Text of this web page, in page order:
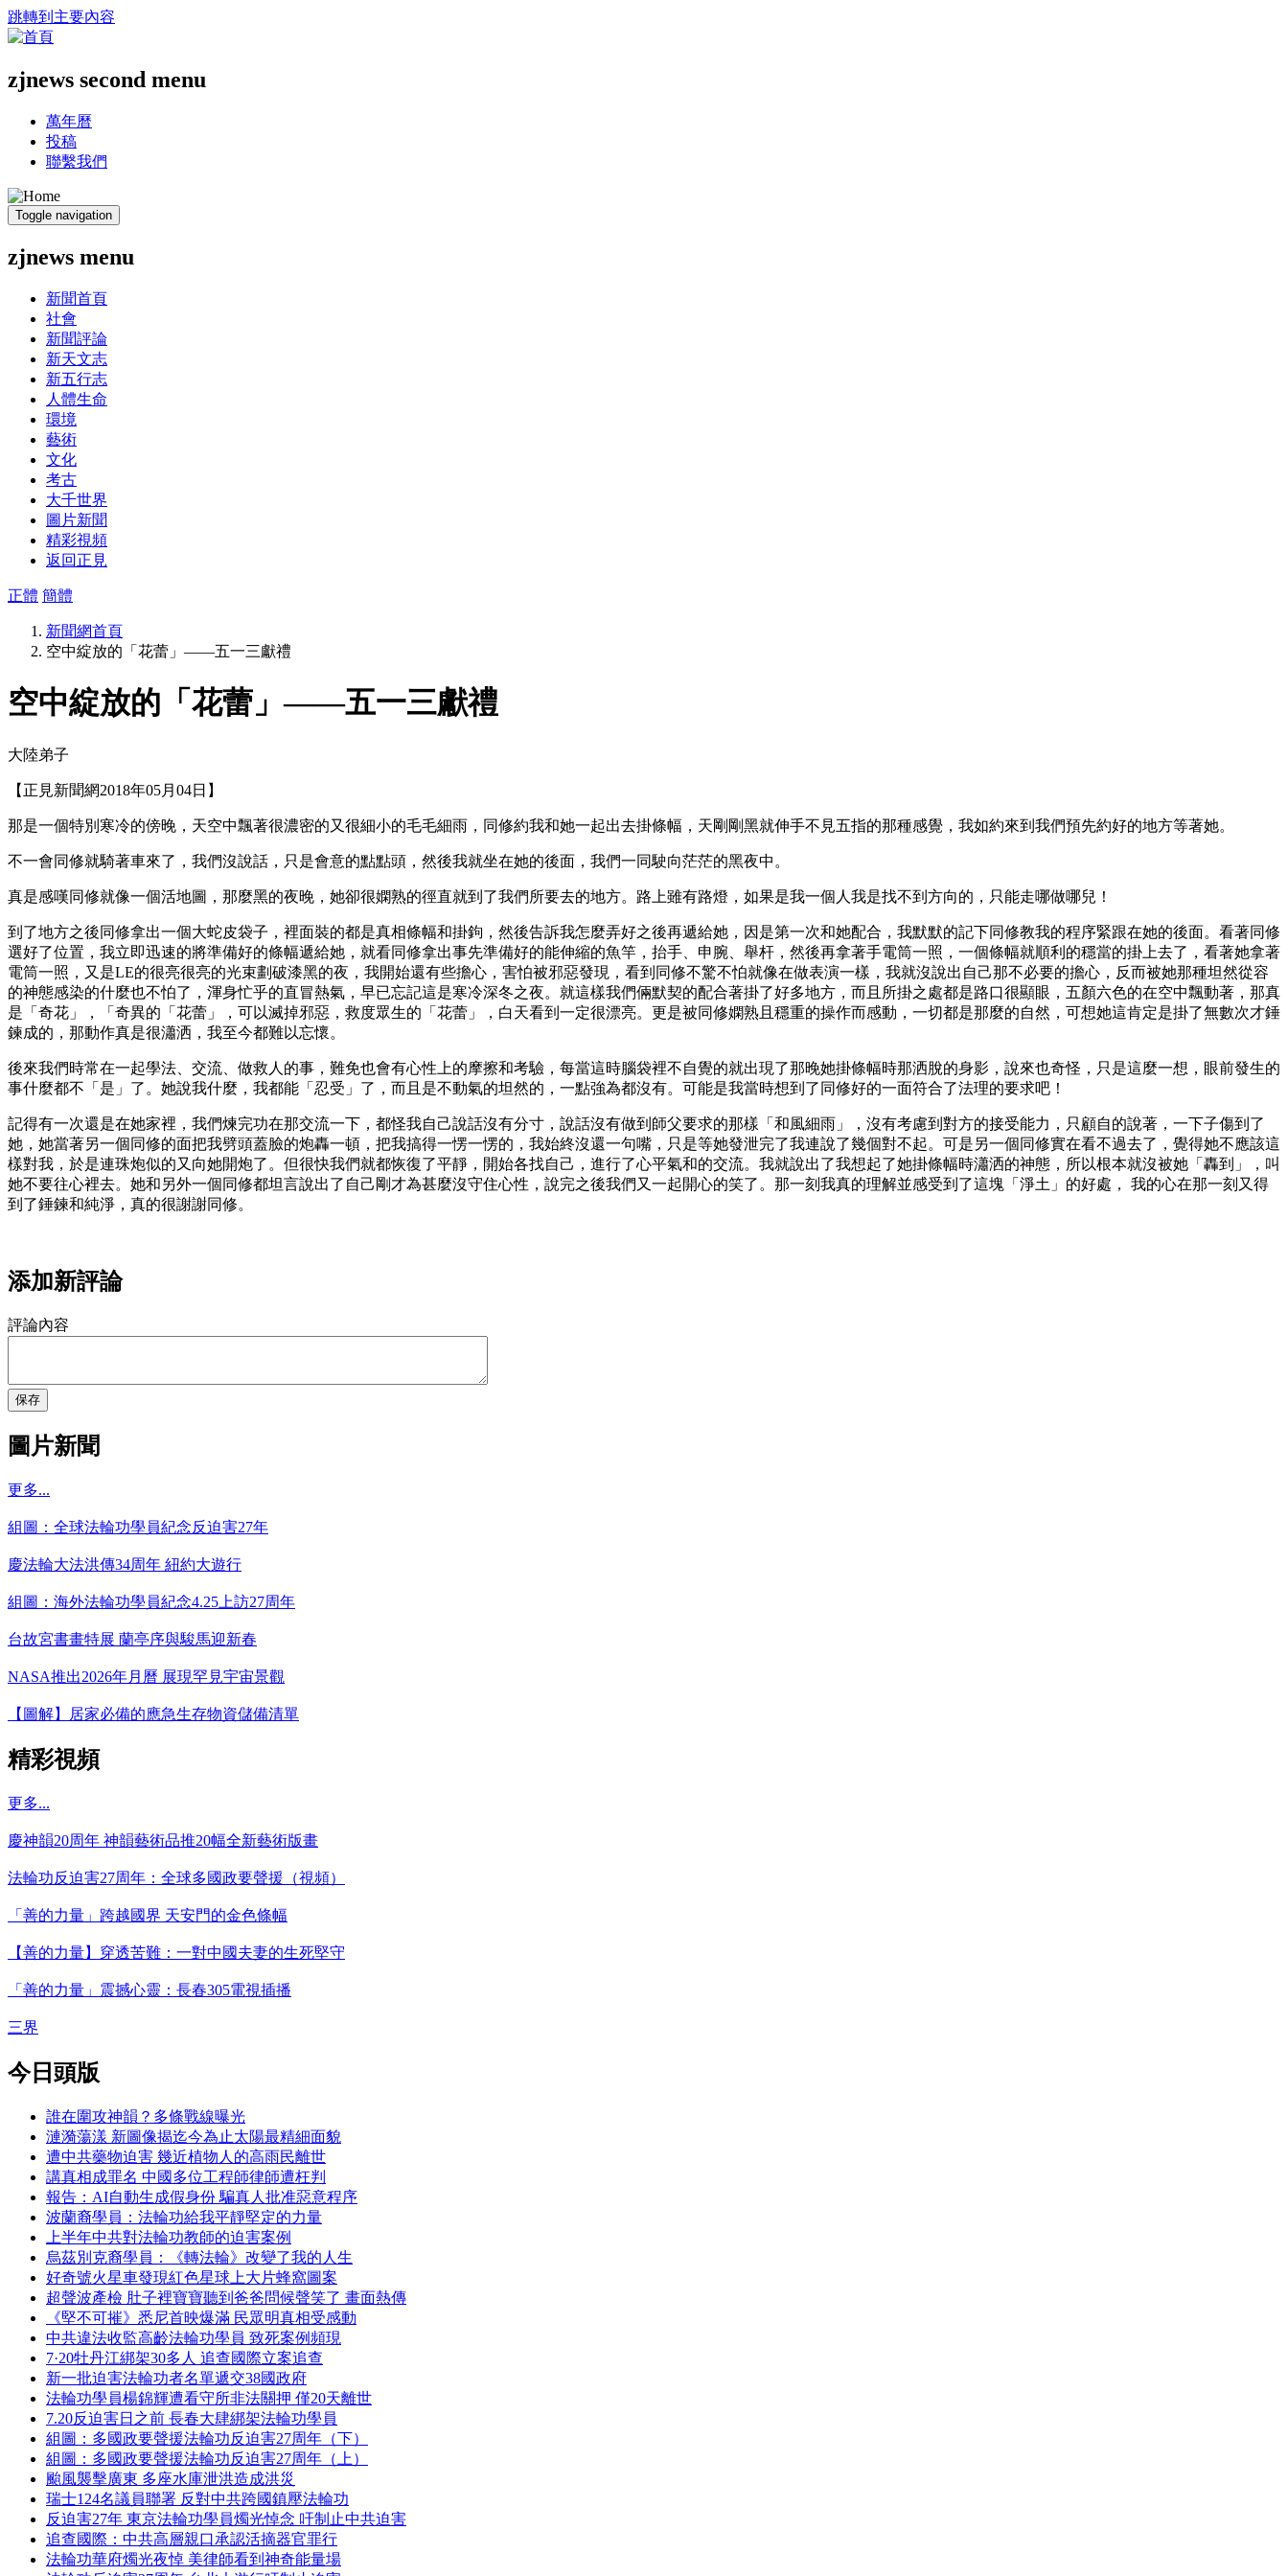
跳轉到主要內容
zjnews second menu
萬年曆
投稿
聯繫我們
Toggle navigation
zjnews menu
新聞首頁
社會
新聞評論
新天文志
新五行志
人體生命
環境
藝術
文化
考古
大千世界
圖片新聞
精彩視頻
返回正見
正體 簡體
新聞網首頁
空中綻放的「花蕾」——五一三獻禮
空中綻放的「花蕾」——五一三獻禮
大陸弟子
【正見新聞網2018年05月04日】
那是一個特別寒冷的傍晚，天空中飄著很濃密的又很細小的毛毛細雨，同修約我和她一起出去掛條幅，天剛剛黑就伸手不見五指的那種感覺，我如約來到我們預先約好的地方等著她。
不一會同修就騎著車來了，我們沒說話，只是會意的點點頭，然後我就坐在她的後面，我們一同駛向茫茫的黑夜中。
真是感嘆同修就像一個活地圖，那麼黑的夜晚，她卻很嫻熟的徑直就到了我們所要去的地方。路上雖有路燈，如果是我一個人我是找不到方向的，只能走哪做哪兒！
到了地方之後同修拿出一個大蛇皮袋子，裡面裝的都是真相條幅和掛鉤，然後告訴我怎麼弄好之後再遞給她，因是第一次和她配合，我默默的記下同修教我的程序緊跟在她的後面。看著同修
選好了位置，我立即迅速的將準備好的條幅遞給她，就看同修拿出事先準備好的能伸縮的魚竿，抬手、申腕、舉杆，然後再拿著手電筒一照，一個條幅就順利的穩當的掛上去了，看著她拿著
電筒一照，又是LE的很亮很亮的光束劃破漆黑的夜，我開始還有些擔心，害怕被邪惡發現，看到同修不驚不怕就像在做表演一樣，我就沒說出自己那不必要的擔心，反而被她那種坦然從容
的神態感染的什麼也不怕了，渾身忙乎的直冒熱氣，早已忘記這是寒冷深冬之夜。就這樣我們倆默契的配合著掛了好多地方，而且所掛之處都是路口很顯眼，五顏六色的在空中飄動著，那真
是「奇花」，「奇異的「花蕾」，可以滅掉邪惡，救度眾生的「花蕾」，白天看到一定很漂亮。更是被同修嫻熟且穩重的操作而感動，一切都是那麼的自然，可想她這肯定是掛了無數次才錘
鍊成的，那動作真是很瀟洒，我至今都難以忘懷。
後來我們時常在一起學法、交流、做救人的事，難免也會有心性上的摩擦和考驗，每當這時腦袋裡不自覺的就出現了那晚她掛條幅時那洒脫的身影，說來也奇怪，只是這麼一想，眼前發生的
事什麼都不「是」了。她說我什麼，我都能「忍受」了，而且是不動氣的坦然的，一點強為都沒有。可能是我當時想到了同修好的一面符合了法理的要求吧！
記得有一次還是在她家裡，我們煉完功在那交流一下，都怪我自己說話沒有分寸，說話沒有做到師父要求的那樣「和風細雨」，沒有考慮到對方的接受能力，只顧自的說著，一下子傷到了
她，她當著另一個同修的面把我劈頭蓋臉的炮轟一頓，把我搞得一愣一愣的，我始終沒還一句嘴，只是等她發泄完了我連說了幾個對不起。可是另一個同修實在看不過去了，覺得她不應該這
樣對我，於是連珠炮似的又向她開炮了。但很快我們就都恢復了平靜，開始各找自己，進行了心平氣和的交流。我就說出了我想起了她掛條幅時瀟洒的神態，所以根本就沒被她「轟到」，叫
她不要往心裡去。她和另外一個同修都坦言說出了自己剛才為甚麼沒守住心性，說完之後我們又一起開心的笑了。那一刻我真的理解並感受到了這塊「淨土」的好處， 我的心在那一刻又得
到了錘鍊和純淨，真的很謝謝同修。
添加新評論
評論內容
保存
圖片新聞
更多...
組圖：全球法輪功學員紀念反迫害27年
慶法輪大法洪傳34周年 紐約大遊行
組圖：海外法輪功學員紀念4.25上訪27周年
台故宮書畫特展 蘭亭序與駿馬迎新春
NASA推出2026年月曆 展現罕見宇宙景觀
【圖解】居家必備的應急生存物資儲備清單
精彩視頻
更多...
慶神韻20周年 神韻藝術品推20幅全新藝術版畫
法輪功反迫害27周年：全球多國政要聲援（視頻）
「善的力量」跨越國界 天安門的金色條幅
【善的力量】穿透苦難：一對中國夫妻的生死堅守
「善的力量」震撼心靈：長春305電視插播
三界
今日頭版
誰在圍攻神韻？多條戰線曝光
漣漪蕩漾 新圖像揭迄今為止太陽最精細面貌
遭中共藥物迫害 幾近植物人的高雨民離世
講真相成罪名 中國多位工程師律師遭枉判
報告：AI自動生成假身份 騙真人批准惡意程序
波蘭裔學員：法輪功給我平靜堅定的力量
上半年中共對法輪功教師的迫害案例
烏茲別克裔學員：《轉法輪》改變了我的人生
好奇號火星車發現紅色星球上大片蜂窩圖案
超聲波產檢 肚子裡寶寶聽到爸爸問候聲笑了 畫面熱傳
《堅不可摧》悉尼首映爆滿 民眾明真相受感動
中共違法收監高齡法輪功學員 致死案例頻現
7·20牡丹江綁架30多人 追查國際立案追查
新一批迫害法輪功者名單遞交38國政府
法輪功學員楊錦輝遭看守所非法關押 僅20天離世
7.20反迫害日之前 長春大肆綁架法輪功學員
組圖：多國政要聲援法輪功反迫害27周年（下）
組圖：多國政要聲援法輪功反迫害27周年（上）
颱風襲擊廣東 多座水庫泄洪造成洪災
瑞士124名議員聯署 反對中共跨國鎮壓法輪功
反迫害27年 東京法輪功學員燭光悼念 吁制止中共迫害
追查國際：中共高層親口承認活摘器官罪行
法輪功華府燭光夜悼 美律師看到神奇能量場